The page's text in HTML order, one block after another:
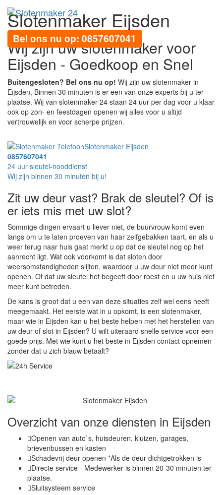
Bel ons nu op: 0857607041
Slotenmaker Eijsden
Wij zijn uw slotenmaker voor
Eijsden - Goedkoop en Snel
Buitengesloten? Bel ons nu op! Wij zijn uw slotenmaker in
Eijsden, Binnen 30 minuten is er een van onze experts bij u ter
plaatse. Wij van slotenmaker-24 staan 24 uur per dag voor u klaar
ook op zon- en feestdagen openen wij alles voor u altijd
vertrouwelijk en voor scherpe prijzen.
Slotenmaker Eijsden
0857607041
24 uur sleutel-nooddienst
Wij zijn binnen 30 minuten bij u!
Zit uw deur vast? Brak de sleutel? Of is
er iets mis met uw slot?
Sommige dingen ervaart u liever niet, de buurvrouw komt even
langs om u te laten proeven van haar zelfgebakken taart, en als u
weer terug naar huis gaat merkt u op dat de sleutel nog op het
aanrecht ligt. Wat ook voorkomt is dat sloten door
weersomstandigheden slijten, waardoor u uw deur niet meer kunt
openen. Of dat uw sleutel het begeeft door roest en u uw huis niet
meer kunt betreden.
De kans is groot dat u een van deze situaties zelf wel eens heeft
meegemaakt. Het eerste wat in u opkomt, is een slotenmaker,
maar wie in Eijsden kan u het beste helpen met het herstellen van
uw deur of slot in Eijsden? U wilt uiteraard snelle service voor een
goede prijs. Met wie kunt u het beste in Eijsden contact opnemen
zonder dat u zich blauw betaalt?
Overzicht van onze diensten in Eijsden
Openen van auto`s, huisdeuren, kluizen, garages,
brievenbussen en kasten
Schadevrij deur openen *Als de deur dichtgetrokken is
Directe service - Medewerker is binnen 20-30 minuten ter
plaatse.
Sluitsysteem service